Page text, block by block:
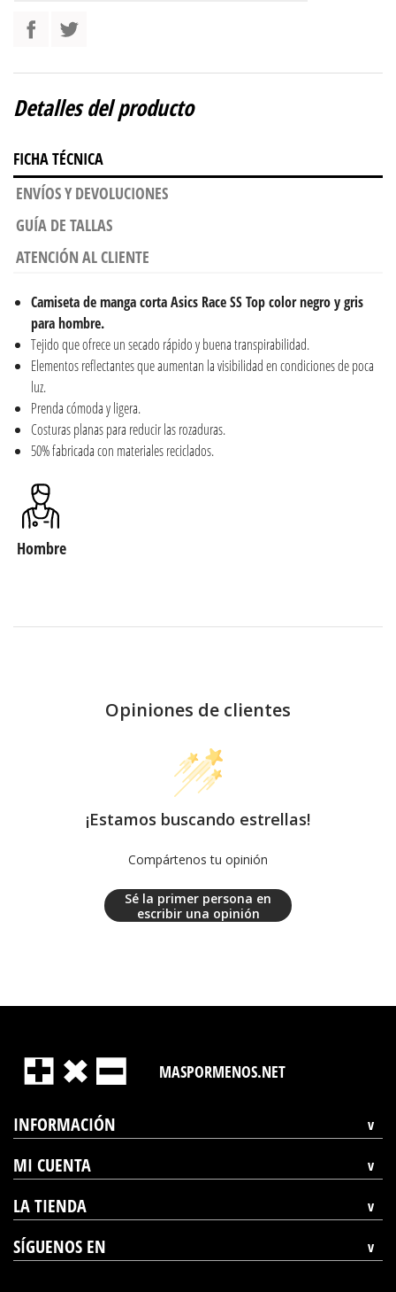
Detalles del producto
FICHA TÉCNICA
ENVÍOS Y DEVOLUCIONES
GUÍA DE TALLAS
ATENCIÓN AL CLIENTE
Camiseta de manga corta Asics Race SS Top color negro y gris
para hombre.
Tejido que ofrece un secado rápido y buena transpirabilidad.
Elementos reflectantes que aumentan la visibilidad en condiciones de poca
luz.
Prenda cómoda y ligera.
Costuras planas para reducir las rozaduras.
50% fabricada con materiales reciclados.
Hombre
Opiniones de clientes
¡Estamos buscando estrellas!
Compártenos tu opinión
Sé la primer persona en
escribir una opinión
MASPORMENOS.NET
INFORMACIÓN
MI CUENTA
LA TIENDA
SÍGUENOS EN